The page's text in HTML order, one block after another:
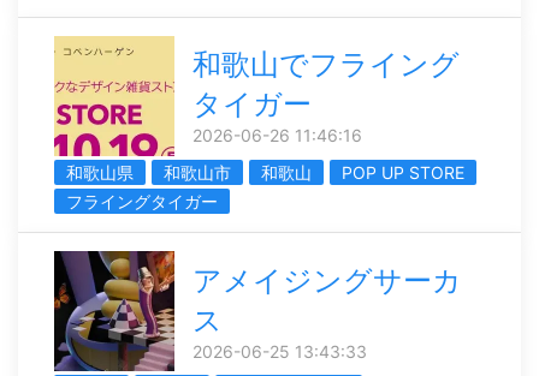
和歌山でフライング
タイガー
2026-06-26 11:46:16
和歌山県
和歌山市 和歌山
POP UP STORE
フライングタイガー
アメイジングサーカ
ス
2026-06-25 13:43:33